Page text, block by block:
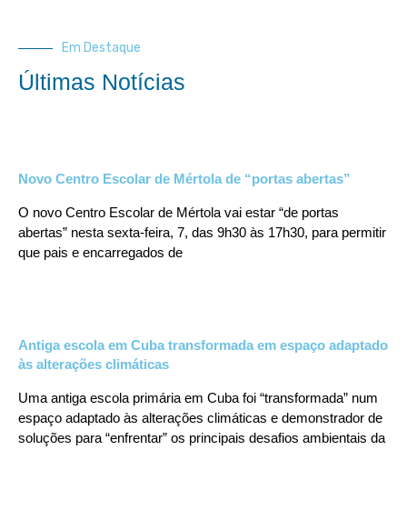
Em Destaque
Últimas Notícias
Novo Centro Escolar de Mértola de “portas abertas”
O novo Centro Escolar de Mértola vai estar “de portas
abertas” nesta sexta-feira, 7, das 9h30 às 17h30, para permitir
que pais e encarregados de
Antiga escola em Cuba transformada em espaço adaptado
às alterações climáticas
Uma antiga escola primária em Cuba foi “transformada” num
espaço adaptado às alterações climáticas e demonstrador de
soluções para “enfrentar” os principais desafios ambientais da